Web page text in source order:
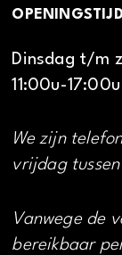
Dinsdag t/m
11:00u-17:00u
We zijn
vrijdag
Vanwege de
bereikbaar